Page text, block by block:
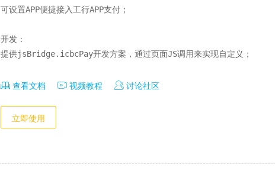
可设置APP便捷接入工行APP支付；
开发：
提供jsBridge.icbcPay开发方案，通过页面JS调用来实现自定义；
查看文档 视频教程 讨论社区
立即使用